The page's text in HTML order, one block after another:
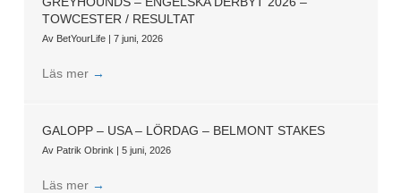
TOWCESTER / RESULTAT
Av BetYourLife | 7 juni, 2026
Läs mer →
GALOPP – USA – LÖRDAG – BELMONT STAKES
Av Patrik Obrink | 5 juni, 2026
Läs mer →